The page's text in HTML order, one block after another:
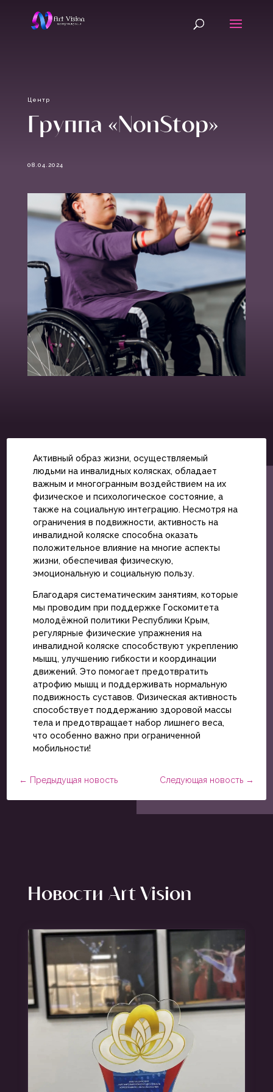
Центр
Группа «NonStop»
08.04.2024
Активный образ жизни, осуществляемый
людьми на инвалидных колясках, обладает
важным и многогранным воздействием на их
физическое и психологическое состояние, а
также на социальную интеграцию. Несмотря на
ограничения в подвижности, активность на
инвалидной коляске способна оказать
положительное влияние на многие аспекты
жизни, обеспечивая физическую,
эмоциональную и социальную пользу.
Благодаря систематическим занятиям, которые
мы проводим при поддержке Госкомитета
молодёжной политики Республики Крым,
регулярные физические упражнения на
инвалидной коляске способствуют укреплению
мышц, улучшению гибкости и координации
движений. Это помогает предотвратить
атрофию мышц и поддерживать нормальную
подвижность суставов. Физическая активность
способствует поддержанию здоровой массы
тела и предотвращает набор лишнего веса,
что особенно важно при ограниченной
мобильности!
← Предыдущая новость Следующая новость→
Новости Art Vision